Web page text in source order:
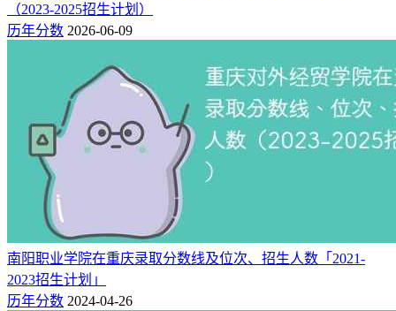
附：华东交通大学近三年在上海招生计划人数（2023-2025）
华东交通大学（本科批）
上海
10
华东交通大学（本科批）
2024 上海
20
华东交通大学（专科批） 2024 上海
10
华东交通大学（本科批）
2023 上海
10
华东交通大学（专科批）
2023 上海
注：本文展示的仅为华东交通大学普通批高招数据，不包含艺
体类、专项计划、提前批等特殊类型批次招生。
相关推荐：
（2023-2025招生计划）
历年分数 2026-06-09
南阳职业学院在重庆录取分数线及位次、招生人数「2021-
2023招生计划」
历年分数 2024-04-26